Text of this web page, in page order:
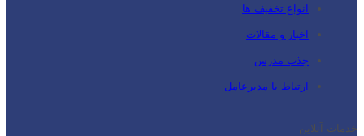
انواع تخفیف ها
اخبار و مقالات
جذب مدرس
ارتباط با مدیرعامل
خدمات آنلاین